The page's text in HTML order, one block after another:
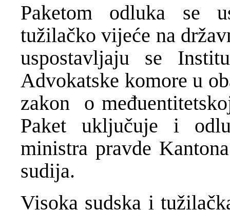
Paketom odluka se
tužilačko vijeće na
uspostavljaju se
Advokatske komore u
zakon o
Paket uključuje i
ministra pravde
sudija.
Visoka sudska i